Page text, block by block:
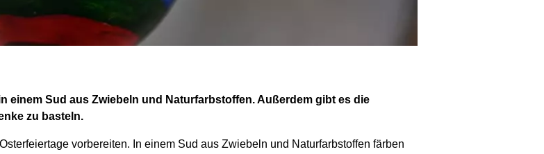
einem Sud aus Zwiebeln und Naturfarbstoffen. Außerdem gibt es die
zu basteln.
vorbereiten. In einem Sud aus Zwiebeln und Naturfarbstoffen färben